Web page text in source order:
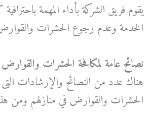
يقوم فريق الشركة بأداء المهمة
الخدمة وعدم رجوع الحشرات
نصائح عامة لمكافحة الحشرات والقوارض
هناك عدد من النصائح والإرشادات التى
الحشرات والقوارض في منازلهم ومن